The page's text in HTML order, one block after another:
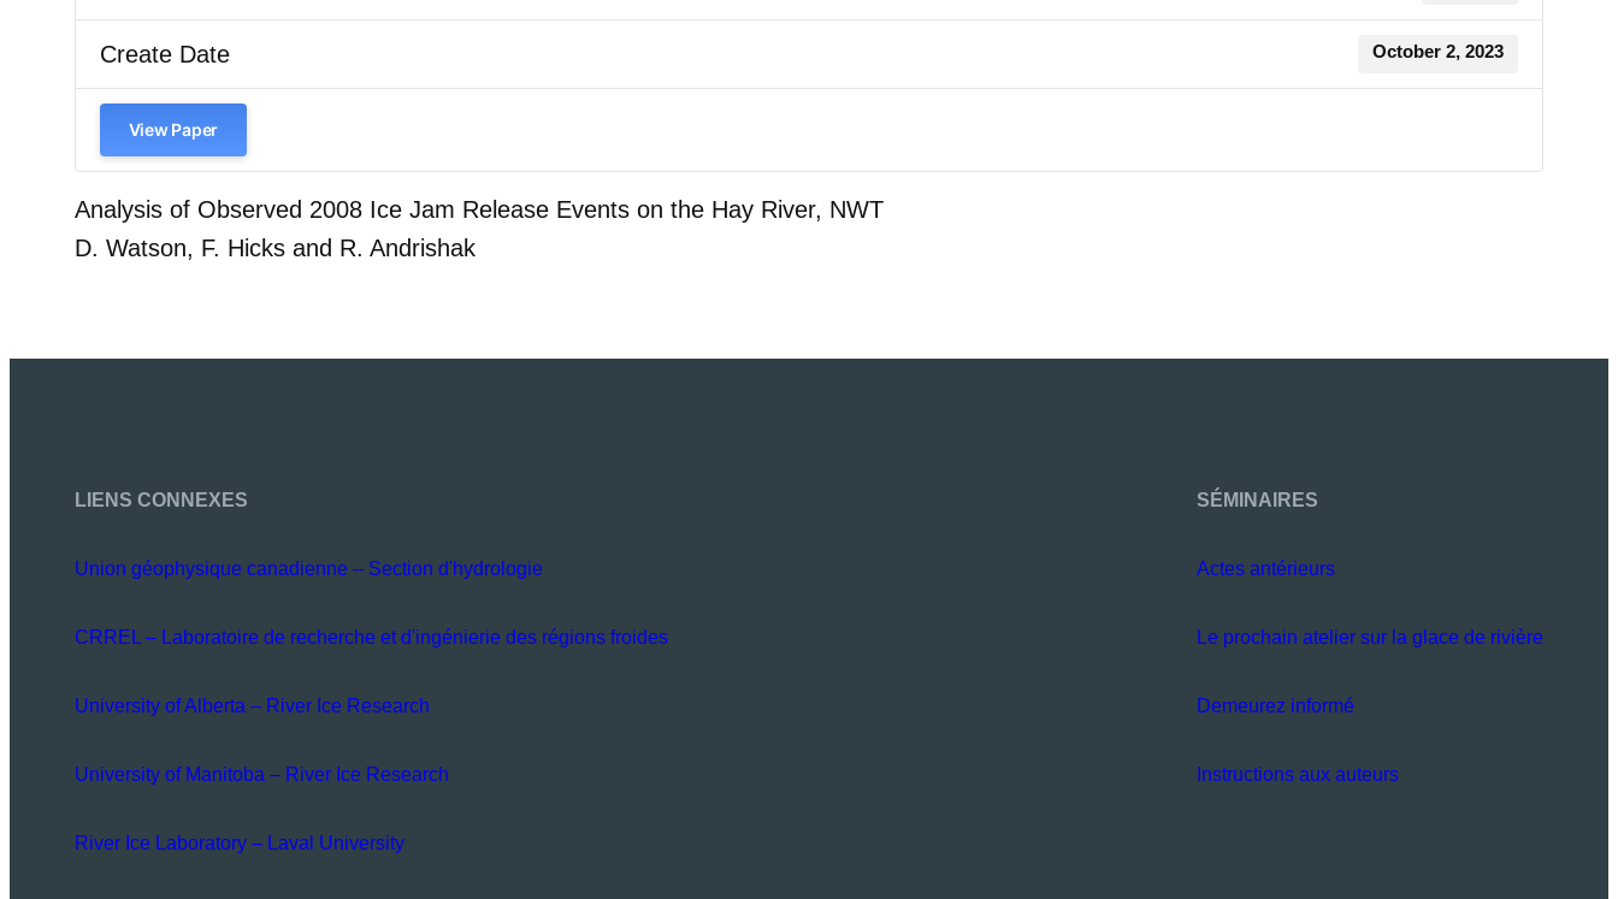
Create Date October 2, 2023
View Paper
Analysis of Observed 2008 Ice Jam Release Events on the Hay River, NWT
D. Watson, F. Hicks and R. Andrishak
LIENS CONNEXES
Union géophysique canadienne – Section d'hydrologie
CRREL – Laboratoire de recherche et d'ingénierie des régions froides
University of Alberta – River Ice Research
University of Manitoba – River Ice Research
River Ice Laboratory – Laval University
SÉMINAIRES
Actes antérieurs
Le prochain atelier sur la glace de rivière
Demeurez informé
Instructions aux auteurs